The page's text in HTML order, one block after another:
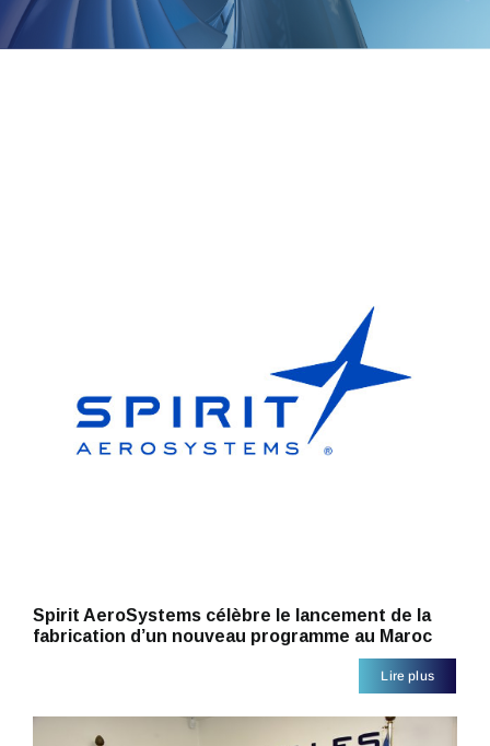
Spirit AeroSystems célèbre le lancement de la
fabrication d’un nouveau programme au Maroc
Lire plus